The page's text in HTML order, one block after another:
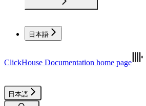
日本語
ClickHouse Documentation home page
日本語